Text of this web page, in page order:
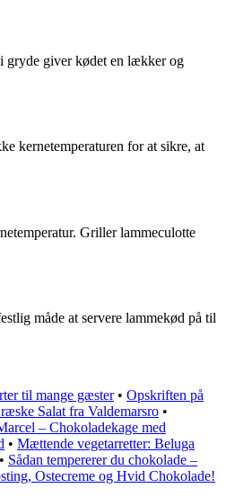
gryde giver kødet en lækker og
kernetemperaturen for at sikre, at
Griller lammeculotte
måde at servere lammekød på til
til mange gæster• Opskriften på
Salat fra Valdemarsro •
– Chokoladekage med
• Mættende vegetarretter: Beluga
• Sådan tempererer du chokolade –
Ostecreme og Hvid Chokolade!